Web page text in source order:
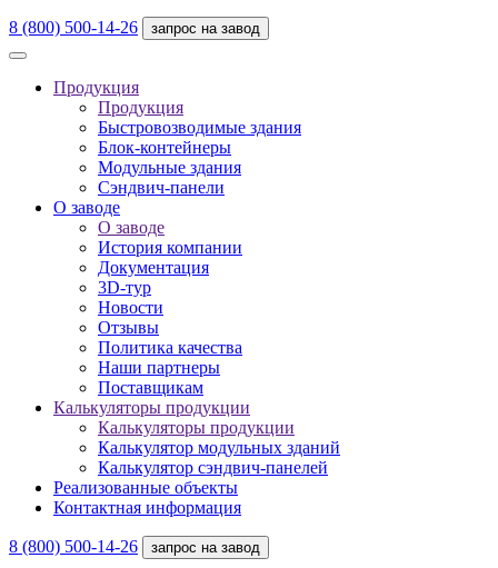
8 (800) 500-14-26 запрос на завод
Продукция
Продукция
Быстровозводимые здания
Блок-контейнеры
Модульные здания
Сэндвич-панели
О заводе
О заводе
История компании
Документация
3D-тур
Новости
Отзывы
Политика качества
Наши партнеры
Поставщикам
Калькуляторы продукции
Калькуляторы продукции
Калькулятор модульных зданий
Калькулятор сэндвич-панелей
Реализованные объекты
Контактная информация
8 (800) 500-14-26 запрос на завод